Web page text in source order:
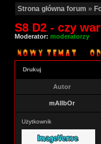
Strona główna forum »
S8 D2 - czy
Moderator: moderatorzy
Drukuj
Autor
mAlIbOr
Użytkownik